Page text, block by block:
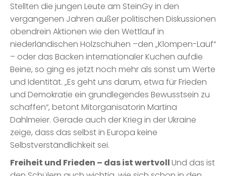
Stellten die jungen Leute am SteinGy in den
vergangenen Jahren außer politischen Diskussionen
obendrein Aktionen wie den Wettlauf in
niederländischen Holzschuhen –den „Klompen-Lauf“
– oder das Backen internationaler Kuchen aufdie
Beine, so ging es jetzt noch mehr als sonst um Werte
und Identität. „Es geht uns darum, etwa für Frieden
und Demokratie ein grundlegendes Bewusstsein zu
schaffen“, betont Mitorganisatorin Martina
Dahlmeier. Gerade auch der Krieg in der Ukraine
zeige, dass das selbst in Europa keine
Selbstverständlichkeit sei.
Freiheit und Frieden – das ist wertvollUnd das ist